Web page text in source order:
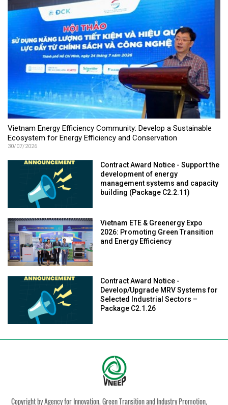
Vietnam Energy Efficiency Community: Develop a Sustainable
Ecosystem for Energy Efficiency and Conservation
30/07/2026
Contract Award Notice - Support the
development of energy
management systems and capacity
building (Package C2.2.11)
Vietnam ETE & Greenergy Expo
2026: Promoting Green Transition
and Energy Efficiency
Contract Award Notice -
Develop/Upgrade MRV Systems for
Selected Industrial Sectors –
Package C2.1.26
Copyright by Agency for Innovation, Green Transition and Industry Promotion,